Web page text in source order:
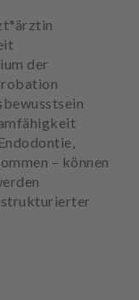
der
– können
strukturierter